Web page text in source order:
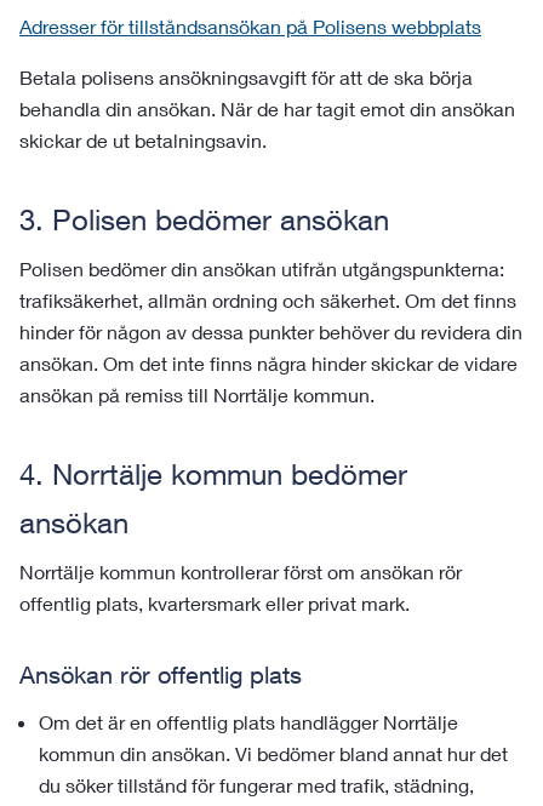
Adresser för tillståndsansökan på Polisens webbplats
Betala polisens ansökningsavgift för att de ska börja
behandla din ansökan. När de har tagit emot din ansökan
skickar de ut betalningsavin.
3. Polisen bedömer ansökan
Polisen bedömer din ansökan utifrån utgångspunkterna:
trafiksäkerhet, allmän ordning och säkerhet. Om det finns
hinder för någon av dessa punkter behöver du revidera din
ansökan. Om det inte finns några hinder skickar de vidare
ansökan på remiss till Norrtälje kommun.
4. Norrtälje kommun bedömer
ansökan
Norrtälje kommun kontrollerar först om ansökan rör
offentlig plats, kvartersmark eller privat mark.
Ansökan rör offentlig plats
Om det är en offentlig plats handlägger Norrtälje
kommun din ansökan. Vi bedömer bland annat hur det
du söker tillstånd för fungerar med trafik, städning,